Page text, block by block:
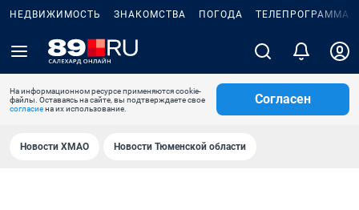
НЕДВИЖИМОСТЬ ЗНАКОМСТВА ПОГОДА ТЕЛЕПРОГРАММА
На информационном ресурсе применяются cookie-
файлы. Оставаясь на сайте, вы подтверждаете свое
согласиена их использование.
Согласен
Новости ХМАО Новости Тюменской области